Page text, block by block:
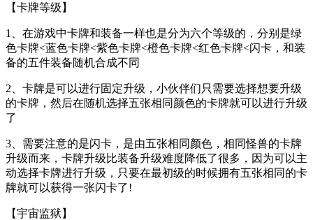
【卡牌等级】
1、在游戏中卡牌和装备一样也是分为六个等级的，分别是绿
色卡牌<蓝色卡牌<紫色卡牌<橙色卡牌<红色卡牌<闪卡，和装
备的五件装备随机合成不同
2、卡牌是可以进行固定升级，小伙伴们只需要选择想要升级
的卡牌，然后在随机选择五张相同颜色的卡牌就可以进行升级
了
3、需要注意的是闪卡，是由五张相同颜色，相同怪兽的卡牌
升级而来，卡牌升级比装备升级难度降低了很多，因为可以主
动选择卡牌进行升级，只要在最初级的时候拥有五张相同的卡
牌就可以获得一张闪卡了!
【宇宙监狱】